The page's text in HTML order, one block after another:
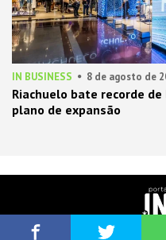
IN BUSINESS 8 de agosto de
Riachuelo bate recorde
plano de expansão